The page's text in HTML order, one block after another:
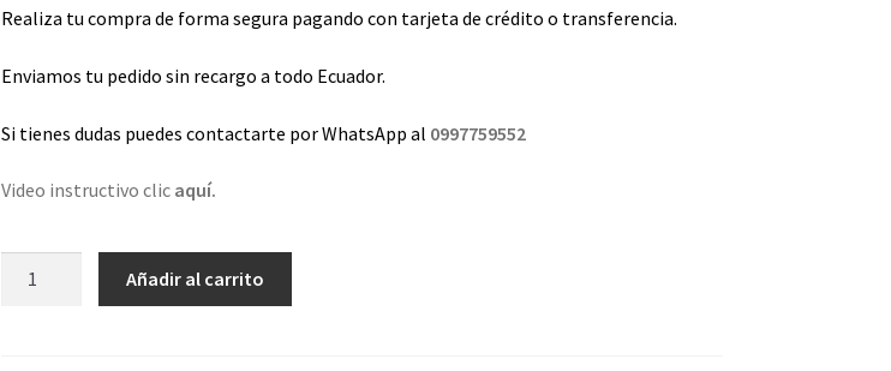
Realiza tu compra de forma segura pagando con tarjeta de crédito o transferencia.
Enviamos tu pedido sin recargo a todo Ecuador.
Si tienes dudas puedes contactarte por WhatsApp al 0997759552
Video instructivo clic aquí.
Añadir al carrito